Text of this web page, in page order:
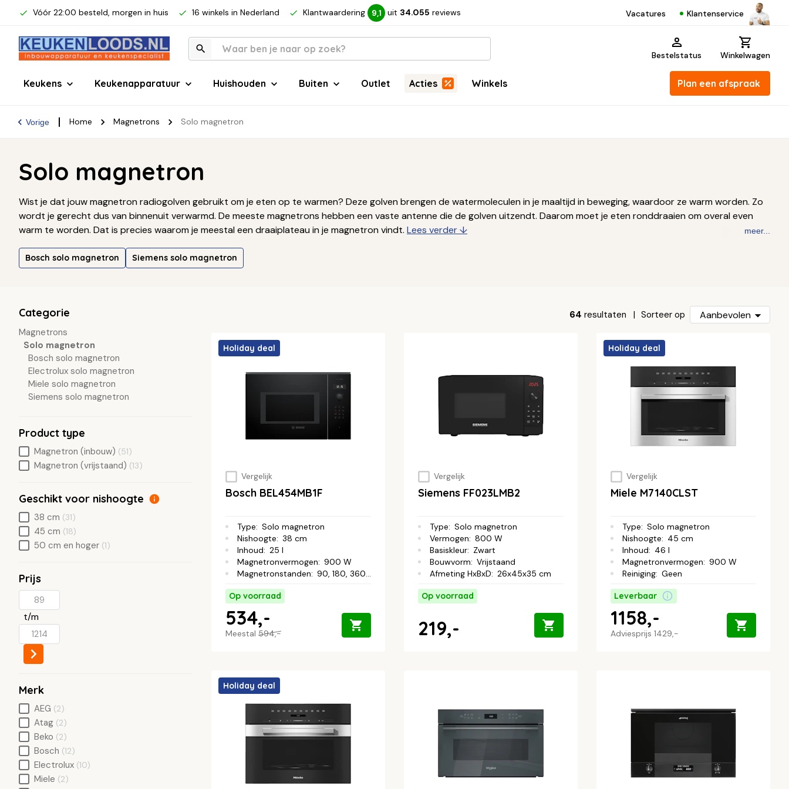
Vóór 22:00 besteld, morgen in huis 16 winkels in Nederland Klantwaardering 9,1 uit 34.055 reviews Vacatures Klantenservice
Bestelstatus Winkelwagen
Keukens Keukenapparatuur Huishouden Buiten Outlet Acties Winkels Plan een afspraak
Vorige Home Magnetrons Solo magnetron
Solo magnetron
Wist je dat jouw magnetron radiogolven gebruikt om je eten op te warmen? Deze golven brengen de watermoleculen in je maaltijd in beweging, waardoor ze warm worden. Zo
wordt je gerecht dus van binnenuit verwarmd. De meeste magnetrons hebben een vaste antenne die de golven uitzendt. Daarom moet je eten ronddraaien om overal even
warm te worden. Dat is precies waarom je meestal een draaiplateau in je magnetron vindt. Lees verder ↓ meer...
Bosch solo magnetron Siemens solo magnetron
64 resultaten Sorteer op Aanbevolen
Holiday deal
Vergelijk
Bosch BEL454MB1F
Type: Solo magnetron
Nishoogte: 38 cm
Inhoud: 25 l
Magnetronvermogen: 900 W
Magnetronstanden: 90, 180, 360, 600, 900 W
Op voorraad
Meestal 594,-
534,-
Vergelijk
Siemens FF023LMB2
Type: Solo magnetron
Vermogen: 800 W
Basiskleur: Zwart
Bouwvorm: Vrijstaand
Afmeting HxBxD: 26x45x35 cm
Op voorraad
219,-
Holiday deal
Vergelijk
Miele M7140CLST
Type: Solo magnetron
Nishoogte: 45 cm
Inhoud: 46 l
Magnetronvermogen: 900 W
Reiniging: Geen
Leverbaar
Adviesprijs 1429,-
1158,-
Holiday deal
Categorie
Magnetrons
Solo magnetron
Bosch solo magnetron
Electrolux solo magnetron
Miele solo magnetron
Siemens solo magnetron
Product type
Magnetron (inbouw) (51)
Magnetron (vrijstaand) (13)
Geschikt voor nishoogte
38 cm (31)
45 cm (18)
50 cm en hoger (1)
Prijs
t/m
Merk
AEG (2)
Atag (2)
Beko (2)
Bosch (12)
Electrolux (10)
Miele (2)